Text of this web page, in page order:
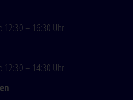
12:30 – 16:30 Uhr
12:30 – 14:30 Uhr